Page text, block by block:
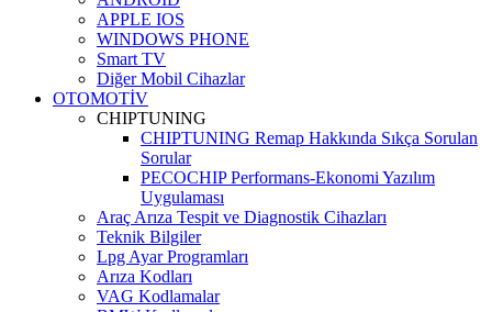
APPLE IOS
WINDOWS PHONE
Smart TV
Diğer Mobil Cihazlar
OTOMOTİV
CHIPTUNING
CHIPTUNING Remap Hakkında Sıkça Sorulan
Sorular
PECOCHIP Performans-Ekonomi Yazılım
Uygulaması
Araç Arıza Tespit ve Diagnostik Cihazları
Teknik Bilgiler
Lpg Ayar Programları
Arıza Kodları
VAG Kodlamalar